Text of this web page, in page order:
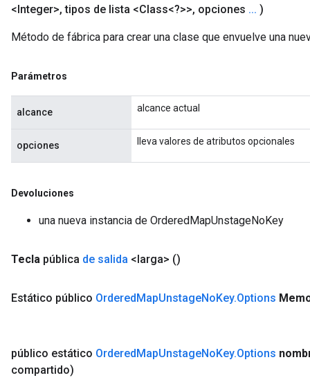
<Integer>, tipos de lista <Class<?>>, opciones ... )
Método de fábrica para crear una clase que envuelve una
Parámetros
alcance alcance actual
opciones lleva valores de atributos opcionales
Devoluciones
una nueva instancia de OrderedMapUnstageNoKey
Tecla pública de salida <larga> ()
Estático público OrderedMapUnstageNoKey.Options
público estático OrderedMapUnstageNoKey.Options
compartido)